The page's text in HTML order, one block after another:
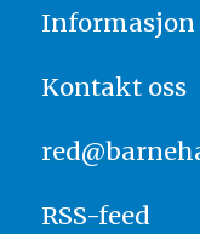
Informasjon
Kontakt oss
RSS-feed